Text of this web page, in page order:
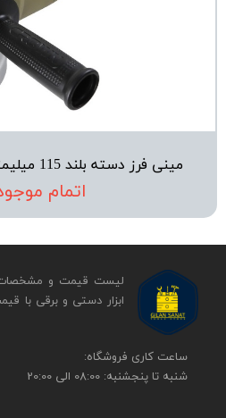
مینی فرز دسته بلند 115 میلیمتری CT13022 کرون
اتمام
​​ساعت کاری فروشگاه:
شنبه تا پنجشنبه: 08:00 الی 20:00
لیست قیمت و مشخصات
ابزار دستی و برقی ​​​​​​​با